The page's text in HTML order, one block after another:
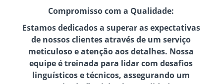
Compromisso com a Qualidade:
Estamos dedicados a superar as expectativas
de nossos clientes através de um serviço
meticuloso e atenção aos detalhes. Nossa
equipe é treinada para lidar com desafios
linguísticos e técnicos, assegurando um